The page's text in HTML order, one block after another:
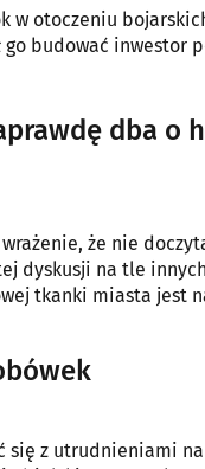
w otoczeniu
budować inwestor
dba o
że nie
dyskusji na tle
tkanki miasta jest
się z utrudnieniami